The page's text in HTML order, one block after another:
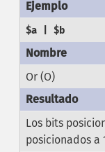
$a | $b
Or (O)
Los bits
posicionados a